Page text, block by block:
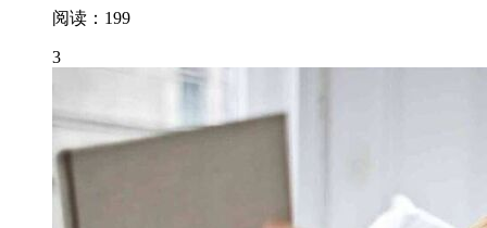
阅读：199
3